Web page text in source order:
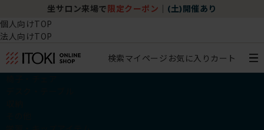
坐サロン来場で 限定クーポン (土)開催あり
個人向けTOP
法人向けTOP
検索マイページ お気に入り カート